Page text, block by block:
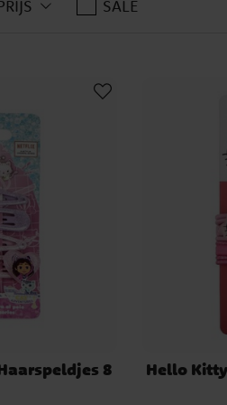
SALE
8
Hello